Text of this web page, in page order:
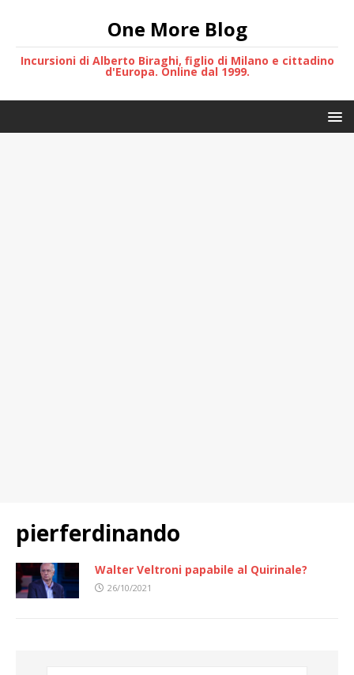
One More Blog
Incursioni di Alberto Biraghi, figlio di Milano e cittadino
d'Europa. Online dal 1999.
pierferdinando
Walter Veltroni papabile al Quirinale?
26/10/2021